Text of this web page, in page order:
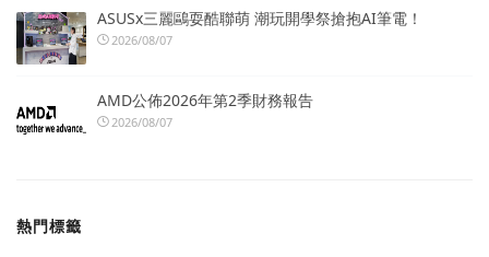
ASUSx三麗鷗耍酷聯萌 潮玩開學祭搶抱AI筆電！
2026/08/07
AMD公佈2026年第2季財務報告
2026/08/07
熱門標籤